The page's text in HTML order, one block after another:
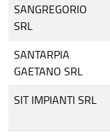
SANGREGORIO
SRL
SANTARPIA
GAETANO SRL
SIT IMPIANTI SRL